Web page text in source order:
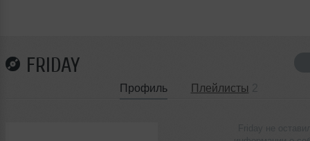
FRIDAY
Профиль Плейлисты